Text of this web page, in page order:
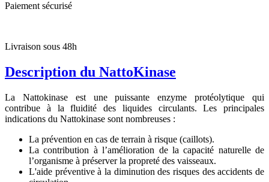
Paiement sécurisé
Livraison sous 48h
Description du NattoKinase
La Nattokinase est une puissante enzyme protéolytique qui
contribue à la fluidité des liquides circulants. Les principales
indications du Nattokinase sont nombreuses :
La prévention en cas de terrain à risque (caillots).
La contribution à l’amélioration de la capacité naturelle de
l’organisme à préserver la propreté des vaisseaux.
L'aide préventive à la diminution des risques des accidents de